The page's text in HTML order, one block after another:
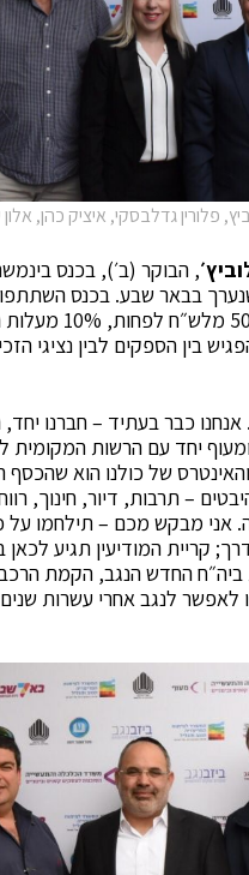
פלורין גדלבסקי, איציק כהן,
, הבוקר (ב׳), בכנס
ההקמה והתפעול
בין הספקים לבין נציגי
אנחנו כבר בעתיד – חברנו
יחד עם הרשות
של כולנו הוא שהכסף
– תרבות, דיור, חינוך,
אני מבקש מכם – תילחמו על
קריית המודיעין תגיע
ביה״ח החדש הנגב, הקמת
לאפשר לנגב אחרי עשרות